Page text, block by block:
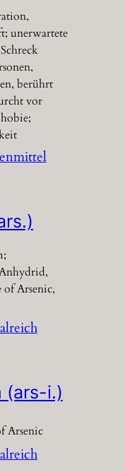
unerwartete
berührt
vor
Arsenic,
(ars-i.)
Arsenic